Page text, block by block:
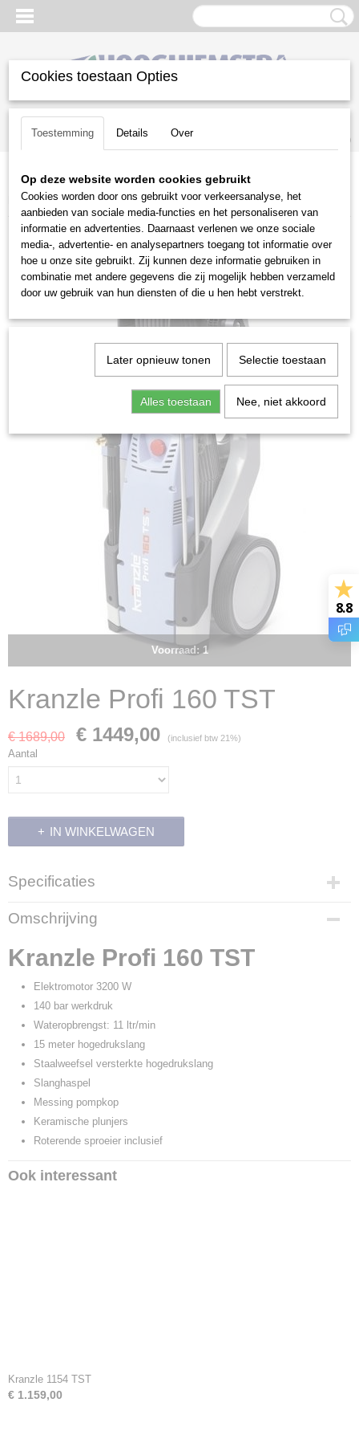
Inloggen Registreren
(0)
Home >Reiniging> Hogedrukreinigers >Kranzle
hogedrukreinigers>Kranzle Profi 160 TST
Voorraad: 1
Kranzle Profi 160 TST
€ 1689,00 € 1449,00 (inclusief btw 21%)
Aantal
IN WINKELWAGEN
Specificaties
Productcode
700345
Productcode leverancier
606000
Omschrijving
Kranzle Profi 160 TST
Elektromotor 3200 W
140 bar werkdruk
Wateropbrengst: 11 ltr/min
15 meter hogedrukslang
Staalweefsel versterkte hogedrukslang
Slanghaspel
Messing pompkop
Keramische plunjers
Roterende sproeier inclusief
Ook interessant
Kranzle 1154 TST
€ 1.159,00
8.8
Cookies toestaan Opties
Toestemming Details Over
Op deze website worden cookies gebruikt
Cookies worden door ons gebruikt voor verkeersanalyse, het
aanbieden van sociale media-functies en het personaliseren van
informatie en advertenties. Daarnaast verlenen we onze sociale
media-, advertentie- en analysepartners toegang tot informatie over
hoe u onze site gebruikt. Zij kunnen deze informatie gebruiken in
combinatie met andere gegevens die zij mogelijk hebben verzameld
door uw gebruik van hun diensten of die u hen hebt verstrekt.
Later opnieuw tonen Selectie toestaan
Alles toestaan Nee, niet akkoord